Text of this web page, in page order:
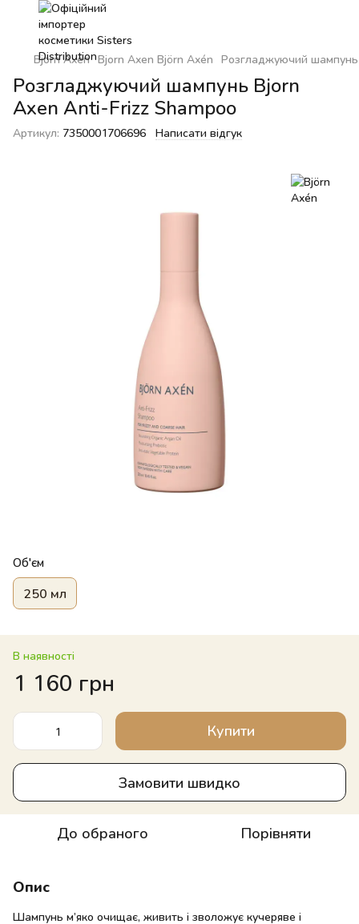
Bjorn Axen Bjorn Axen Björn Axén Розгладжуючий
Розгладжуючий шампунь Bjorn
Axen Anti-Frizz Shampoo
Артикул: 7350001706696 Написати відгук
Об'єм
250 мл
В наявності
1 160 грн
Купити
Замовити швидко
До обраного Порівняти
Опис
Шампунь м’яко очищає, живить і зволожує кучеряве і